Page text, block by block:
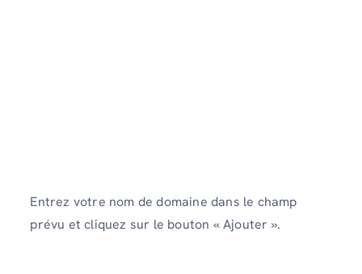
Entrez votre nom de domaine dans le champ
prévu et cliquez sur le bouton « Ajouter ».